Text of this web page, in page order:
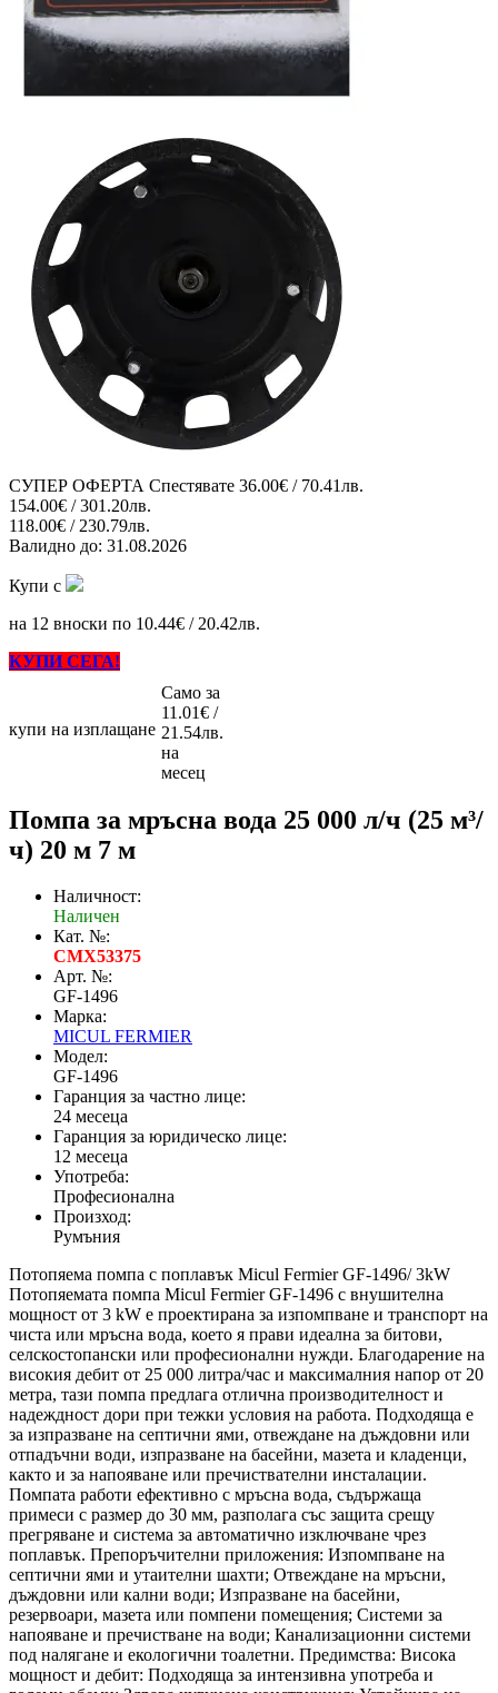
СУПЕР ОФЕРТА Спестявате 36.00€ / 70.41лв.
154.00€ / 301.20лв.
118.00€ / 230.79лв.
Валидно до: 31.08.2026
Купи с
на 12 вноски по 10.44€ / 20.42лв.
КУПИ СЕГА!
купи на изплащане
Само за
11.01€ /
21.54лв.
на
месец
Помпа за мръсна вода 25 000 л/ч (25 м³/
ч) 20 м 7 м
Наличност:
Наличен
Кат. №:
CMX53375
Арт. №:
GF-1496
Марка:
MICUL FERMIER
Модел:
GF-1496
Гаранция за частно лице:
24 месеца
Гаранция за юридическо лице:
12 месеца
Употреба:
Професионална
Произход:
Румъния
Потопяема помпа с поплавък Micul Fermier GF-1496/ 3kW
Потопяемата помпа Micul Fermier GF-1496 с внушителна
мощност от 3 kW е проектирана за изпомпване и транспорт на
чиста или мръсна вода, което я прави идеална за битови,
селскостопански или професионални нужди. Благодарение на
високия дебит от 25 000 литра/час и максималния напор от 20
метра, тази помпа предлага отлична производителност и
надеждност дори при тежки условия на работа. Подходяща е
за изпразване на септични ями, отвеждане на дъждовни или
отпадъчни води, изпразване на басейни, мазета и кладенци,
както и за напояване или пречиствателни инсталации.
Помпата работи ефективно с мръсна вода, съдържаща
примеси с размер до 30 мм, разполага със защита срещу
прегряване и система за автоматично изключване чрез
поплавък. Препоръчителни приложения: Изпомпване на
септични ями и утаителни шахти; Отвеждане на мръсни,
дъждовни или кални води; Изпразване на басейни,
резервоари, мазета или помпени помещения; Системи за
напояване и пречистване на води; Канализационни системи
под налягане и екологични тоалетни. Предимства: Висока
мощност и дебит: Подходяща за интензивна употреба и